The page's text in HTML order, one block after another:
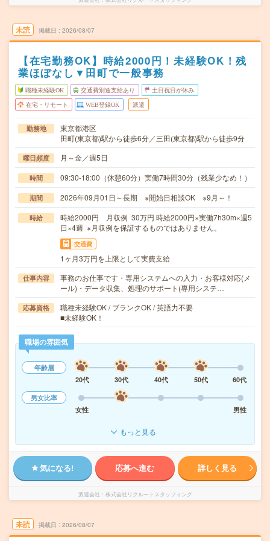
未読 掲載日 2026/08/07
【在宅勤務OK】時給2000円！未経験OK！残
業ほぼなし▼田町で一般事務
職種未経験OK 交通費別途支給あり 土日祝日が休み
在宅・リモート WEB登録OK 派遣
勤務地
東京都港区
田町(東京都)駅から徒歩6分／三田(東京都)駅から徒歩9分
曜日頻度 月～金／週5日
時間 09:30-18:00（休憩60分）実働7時間30分（残業少なめ！）
期間 2026年09月01日～長期 ※開始日相談OK ※9月～！
時給
時給2000円 月収例 30万円 時給2000円×実働7h30m×週5
日×4週 ※月収例を保証するものではありません。
交通費
1ヶ月3万円を上限として実費支給
仕事内容
事務のお仕事です・専用システムへの入力・お客様対応(メ
ール)・データ収集、処理のサポート(専用システ…
応募資格
職種未経験OK / ブランクOK / 英語力不要
■未経験OK！
職場の雰囲気
年齢層
20代
30代 40代 50代
60代
男女比率
女性
男性
もっと見る
気になる! 応募へ進む 詳しく見る
派遣会社 株式会社リクルートスタッフィング
未読 掲載日 2026/08/07